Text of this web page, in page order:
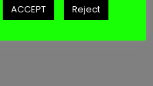
ACCEPT Reject